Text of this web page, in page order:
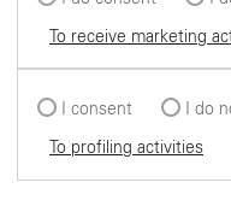
To receive marketing
I consent
I do
To profiling activities